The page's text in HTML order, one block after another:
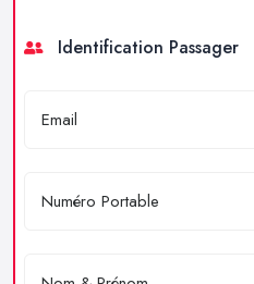
Identification Passager